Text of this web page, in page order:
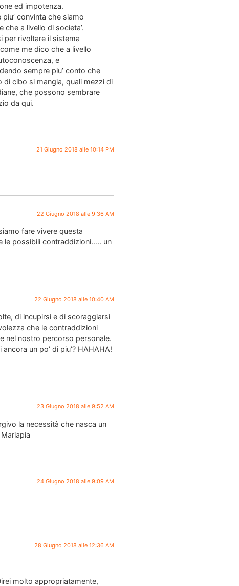
ed impotenza.
convinta che siamo
a livello di societa’.
per rivoltare il sistema
me dico che a livello
e
sempre piu’ conto che
di cibo si mangia, quali mezzi di
che possono sembrare
da qui.
21 Giugno 2018 alle 10:14 PM
22 Giugno 2018 alle 9:36 AM
fare vivere questa
le possibili contraddizioni….. un
22 Giugno 2018 alle 10:40 AM
di incupirsi e di scoraggiarsi
che le contraddizioni
nel nostro percorso personale.
un po’ di piu’? HAHAHA!
23 Giugno 2018 alle 9:52 AM
la necessità che nasca un
24 Giugno 2018 alle 9:09 AM
28 Giugno 2018 alle 12:36 AM
molto appropriatamente,